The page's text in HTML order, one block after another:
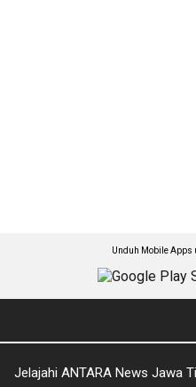
Unduh Mobile Apps
Jelajahi ANTARA News Jawa